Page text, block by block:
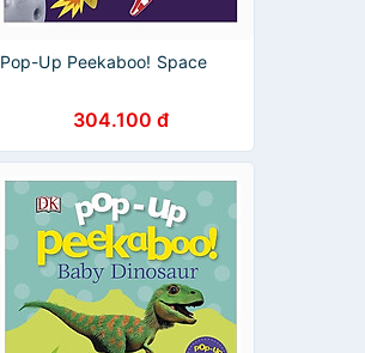
Pop-Up Peekaboo! Space
304.100 đ